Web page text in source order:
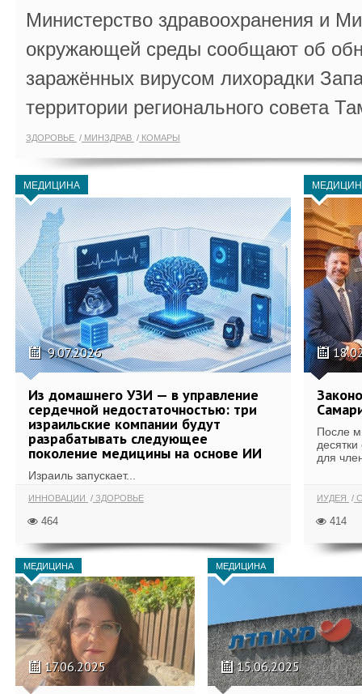
Министерство здравоохранения и
окружающей среды сообщают об
заражённых вирусом лихорадки
территории регионального совета
ЗДОРОВЬЕ МИНЗДРАВ КОМАРЫ
МЕДИЦИНА
9.07.2026
Из домашнего УЗИ — в управление
сердечной недостаточностью: три
израильские компании будут
разрабатывать следующее
поколение медицины на основе ИИ
Израиль запускает...
ИННОВАЦИИ ЗДОРОВЬЕ
464
После
для
ИУДЕЯ
414
МЕДИЦИНА
17.06.2025
МЕДИЦИНА
15.06.2025